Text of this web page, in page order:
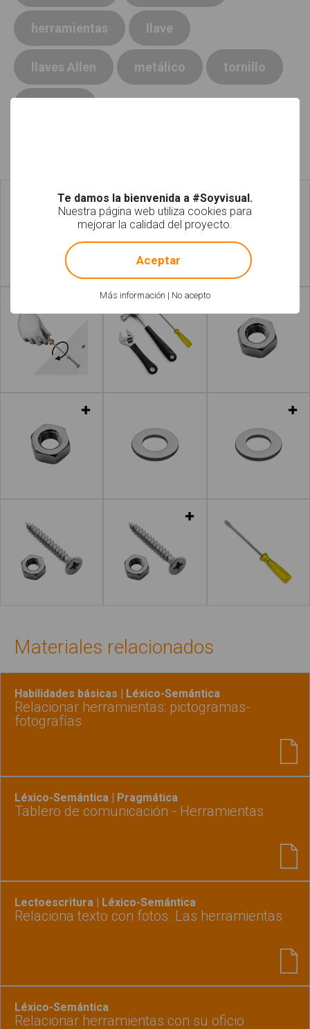
herramientas llave
llaves Allen metálico tornillo
Leer más Leer más
Materiales relacionados
Habilidades básicas | Léxico-Semántica
Relacionar herramientas: pictogramas-
fotografías
Léxico-Semántica | Pragmática
Tablero de comunicación - Herramientas
Lectoescritura | Léxico-Semántica
Relaciona texto con fotos. Las herramientas
Léxico-Semántica
Relacionar herramientas con su oficio
Te damos la bienvenida a #Soyvisual.
Nuestra página web utiliza cookies para
mejorar la calidad del proyecto.
Más información | No acepto
! Not valid!
Aceptar